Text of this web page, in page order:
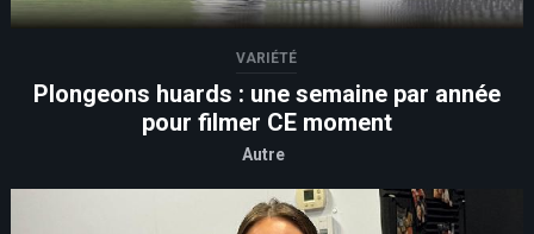
VARIÉTÉ
Plongeons huards : une semaine par année
pour filmer CE moment
Autre